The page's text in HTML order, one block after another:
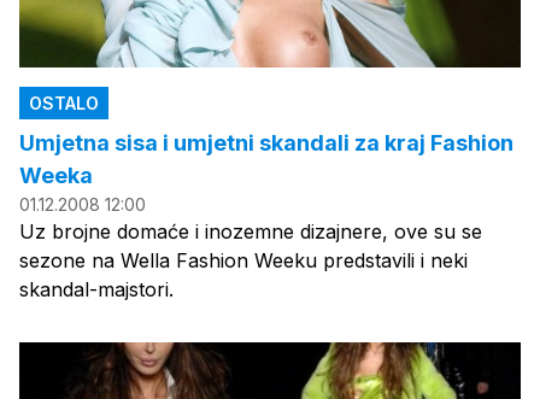
OSTALO
Umjetna sisa i umjetni skandali za kraj Fashion
Weeka
01.12.2008 12:00
Uz brojne domaće i inozemne dizajnere, ove su se
sezone na Wella Fashion Weeku predstavili i neki
skandal-majstori.